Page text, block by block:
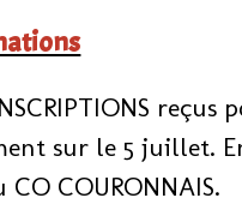
sur le 5 juillet.
COURONNAIS.